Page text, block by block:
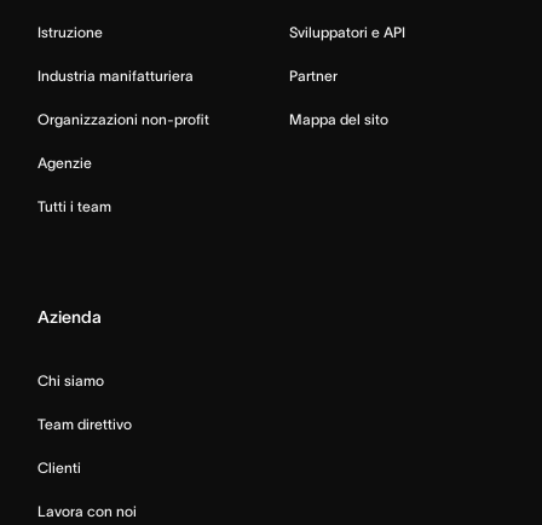
Istruzione
Industria manifatturiera
Organizzazioni non-profit
Agenzie
Tutti i team
Sviluppatori e API
Partner
Mappa del sito
Azienda
Chi siamo
Team direttivo
Clienti
Lavora con noi